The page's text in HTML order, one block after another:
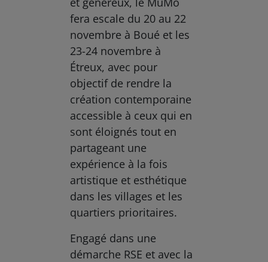
fera escale du 20 au 22
novembre à Boué et les
23-24 novembre à
Étreux, avec pour
objectif de rendre la
création contemporaine
accessible à ceux qui en
sont éloignés tout en
partageant une
expérience à la fois
artistique et esthétique
dans les villages et les
quartiers prioritaires.
Engagé dans une
démarche RSE et avec la